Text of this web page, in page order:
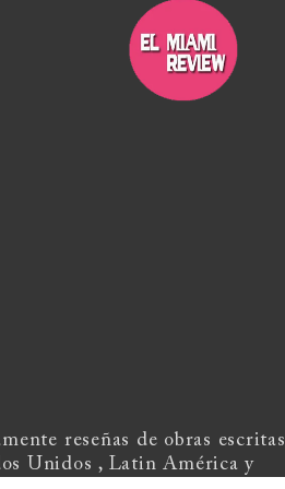
reseñas de obras escritas
Unidos , Latin América y